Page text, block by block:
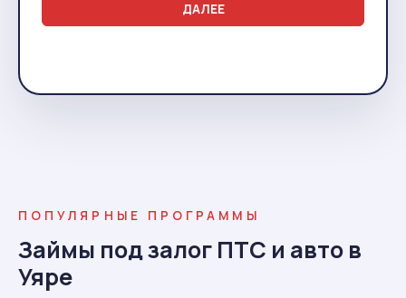
ДАЛЕЕ
ПОПУЛЯРНЫЕ ПРОГРАММЫ
Займы под залог ПТС и авто в
Уяре